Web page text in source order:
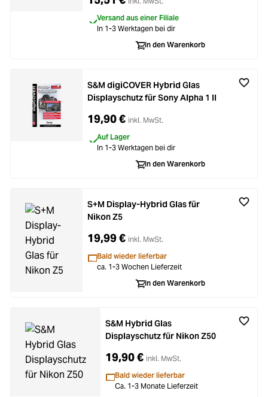
Versand aus einer Filiale
In 1-3 Werktagen bei dir
In den Warenkorb
S&M digiCOVER Hybrid Glas
Displayschutz für Sony Alpha 1 II
19,90 € inkl. MwSt.
Auf Lager
In 1-3 Werktagen bei dir
In den Warenkorb
S+M Display-Hybrid Glas für
Nikon Z5
19,99 € inkl. MwSt.
Bald wieder lieferbar
ca. 1-3 Wochen Lieferzeit
In den Warenkorb
S&M Hybrid Glas
Displayschutz für Nikon Z50
19,90 € inkl. MwSt.
Bald wieder lieferbar
Ca. 1-3 Monate Lieferzeit